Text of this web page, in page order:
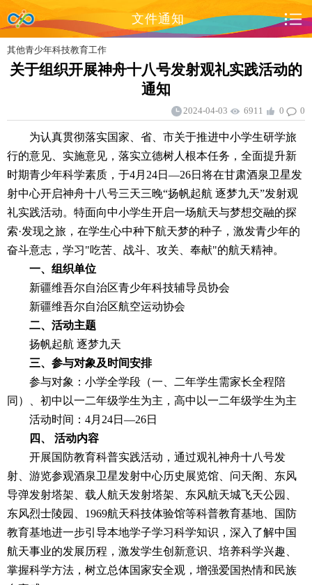
文件通知
其他青少年科技教育工作
关于组织开展神舟十八号发射观礼实践活动的
通知
2024-04-03 6911 0 0
为认真贯彻落实国家、省、市关于推进中小学生研学旅
行的意见、实施意见，落实立德树人根本任务，全面提升新
时期青少年科学素质，于4月24日—26日将在甘肃酒泉卫星发
射中心开启神舟十八号三天三晚“扬帆起航 逐梦九天”发射观
礼实践活动。特面向中小学生开启一场航天与梦想交融的探
索·发现之旅，在学生心中种下航天梦的种子，激发青少年的
奋斗意志，学习"吃苦、战斗、攻关、奉献"的航天精神。
一、组织单位
新疆维吾尔自治区青少年科技辅导员协会
新疆维吾尔自治区航空运动协会
二、活动主题
扬帆起航 逐梦九天
三、参与对象及时间安排
参与对象：小学全学段（一、二年学生需家长全程陪
同）、初中以一二年级学生为主，高中以一二年级学生为主
活动时间：4月24日—26日
四、 活动内容
开展国防教育科普实践活动，通过观礼神舟十八号发
射、游览参观酒泉卫星发射中心历史展览馆、问天阁、东风
导弹发射塔架、载人航天发射塔架、东风航天城飞天公园、
东风烈士陵园、1969航天科技体验馆等科普教育基地、国防
教育基地进一步引导本地学子学习科学知识，深入了解中国
航天事业的发展历程，激发学生创新意识、培养科学兴趣、
掌握科学方法，树立总体国家安全观，增强爱国热情和民族